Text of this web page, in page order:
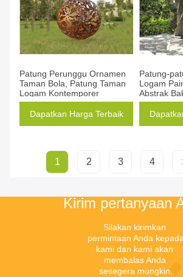
Patung Perunggu Ornamen
Taman Bola, Patung Taman
Logam Kontemporer
Dapatkan Harga Terbaik
Patung-
Logam
Abstrak
1 2 3 4
Kirim pertanyaan
Silakan kirimkan
permintaan Anda
kami dan kami akan
membalas Anda
sesegera mungkin.